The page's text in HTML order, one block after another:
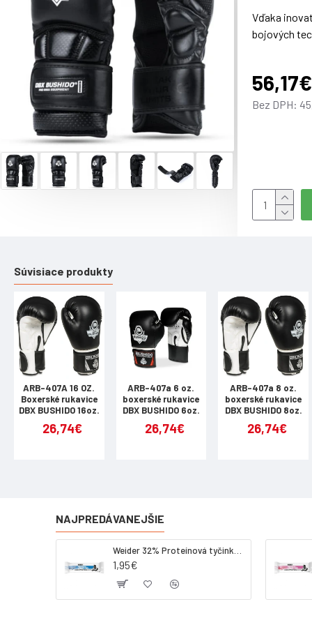
Vďaka
bojových
anatomické
sa
Prečo si
Dizajn
Rukavice
aby bol
Rukavice
pokrytá
rukavíc
Silná vrstva
Rukavice
Špeciálne
Prečo je
Počas
56,17€
Bez DPH:
Súvisiace produkty
ARB-407A 16 OZ.
Boxerské rukavice
DBX BUSHIDO 16oz.
26,74€
ARB-407a 6 oz.
boxerské rukavice
DBX BUSHIDO 6oz.
26,74€
ARB-407a 8 oz.
boxerské rukavice
DBX BUSHIDO 8oz.
26,74€
NAJPREDÁVANEJŠIE
1,95€